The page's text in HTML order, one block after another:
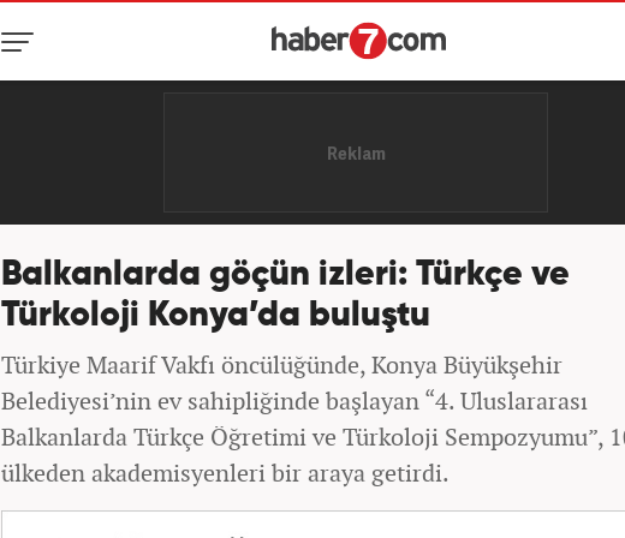
Balkanlarda göçün izleri: Türkçe ve
Türkoloji Konya’da buluştu
Türkiye Maarif Vakfı öncülüğünde, Konya Büyükşehir
Belediyesi’nin ev sahipliğinde başlayan “4. Uluslararası
Balkanlarda Türkçe Öğretimi ve Türkoloji Sempozyumu”,
ülkeden akademisyenleri bir araya getirdi.